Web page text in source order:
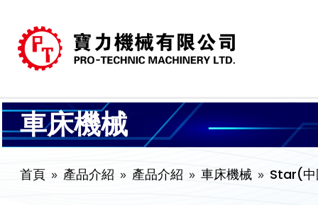
車床機械
首頁 產品介紹 產品介紹 車床機械 Star(